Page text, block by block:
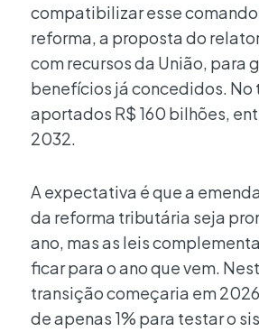
compatibilizar esse comando
reforma, a proposta do
com recursos da União, para
benefícios já concedidos. No
aportados R$ 160 bilhões,
2032.
A expectativa é que a
da reforma tributária seja
ano, mas as leis
ficar para o ano que vem.
transição começaria em
de apenas 1% para testar o